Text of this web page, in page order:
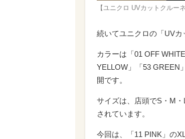
【ユニクロ UVカットクルー
続いてユニクロの「UVカ
カラーは「01 OFF
YELLOW」「53 GREEN
開です。
サイズは、店頭でS・M
されています。
今回は、「11 PINK」の